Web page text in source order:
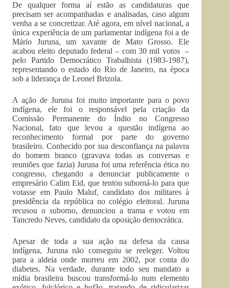
De qualquer forma aí estão as candidaturas que
precisam ser acompanhadas e analisadas, caso algum
venha a se concretizar. Até agora, em nível nacional, a
única experiência de um parlamentar indígena foi a de
Mário Juruna, um xavante de Mato Grosso. Ele
acabou eleito deputado federal – com 30 mil votos –
pelo Partido Democrático Trabalhista (1983-1987),
representando o estado do Rio de Janeiro, na época
sob a liderança de Leonel Brizola.
A ação de Juruna foi muito importante para o povo
indígena, ele foi o responsável pela criação da
Comissão Permanente do Índio no Congresso
Nacional, fato que levou a questão indígena ao
reconhecimento formal por parte do governo
brasileiro. Conhecido por sua desconfiança na palavra
do homem branco (gravava todas as conversas e
reuniões que fazia) Juruna foi uma referência ética no
congresso, chegando a denunciar publicamente o
empresário Calim Eid, que tentou suborná-lo para que
votasse em Paulo Maluf, candidato dos militares à
presidência da república no colégio eleitoral. Juruna
recusou o suborno, denunciou a trama e votou em
Tancredo Neves, candidato da oposição democrática.
Apesar de toda a sua ação na defesa da causa
indígena, Juruna não conseguiu se reeleger. Voltou
para a aldeia onde morreu em 2002, por conta do
diabetes. Na verdade, durante todo seu mandato a
mídia brasileira buscou transformá-lo num elemento